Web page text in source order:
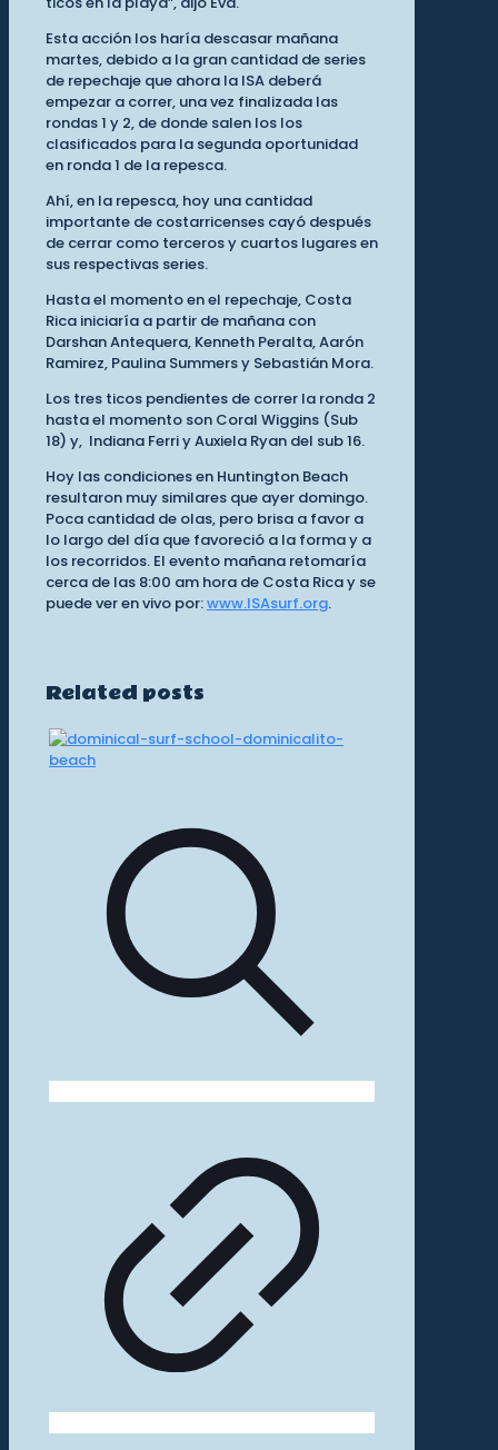
Esta acción los haría descasar mañana
martes, debido a la gran cantidad de series
de repechaje que ahora la ISA deberá
empezar a correr, una vez finalizada las
rondas 1 y 2, de donde salen los los
clasificados para la segunda oportunidad
en ronda 1 de la repesca.
Ahí, en la repesca, hoy una cantidad
importante de costarricenses cayó después
de cerrar como terceros y cuartos lugares en
sus respectivas series.
Hasta el momento en el repechaje, Costa
Rica iniciaría a partir de mañana con
Darshan Antequera, Kenneth Peralta, Aarón
Ramirez, Paulina Summers y Sebastián Mora.
Los tres ticos pendientes de correr la ronda 2
hasta el momento son Coral Wiggins (Sub
18) y, Indiana Ferri y Auxiela Ryan del sub 16.
Hoy las condiciones en Huntington Beach
resultaron muy similares que ayer domingo.
Poca cantidad de olas, pero brisa a favor a
lo largo del día que favoreció a la forma y a
los recorridos. El evento mañana retomaría
cerca de las 8:00 am hora de Costa Rica y se
puede ver en vivo por:www.ISAsurf.org.
Related posts